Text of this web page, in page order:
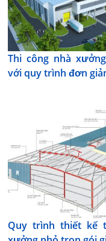
Thi công nhà
với quy trình đơn
Quy trình thiết kế